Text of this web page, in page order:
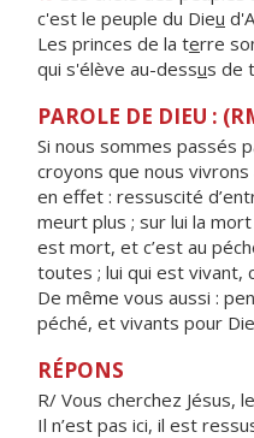
c'est le peuple du Dieu
Les princes de la terre
qui s'élève au-dessus de
PAROLE DE DIEU :
Si nous sommes passés
croyons que nous vivrons
en effet : ressuscité
meurt plus ; sur lui la mort
est mort, et c’est au
toutes ; lui qui est vivant,
De même vous aussi :
péché, et vivants pour
RÉPONS
R/ Vous cherchez Jésus,
Il n’est pas ici, il est